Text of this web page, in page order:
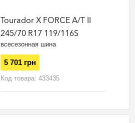
Tourador X FORCE A/T II
245/70 R17 119/116S
всесезонная шина
5 701 грн
Код товара:433435